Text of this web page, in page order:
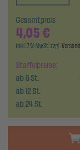
Staffelpreise:
ab6St.
ab12St.
ab24St.
Gesamtpreis
4,05€
inkl. 7 % MwSt. zzgl.Versand